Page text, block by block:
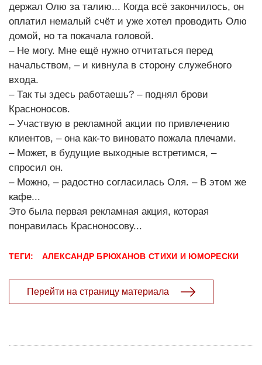
держал Олю за талию... Когда всё закончилось, он
оплатил немалый счёт и уже хотел проводить Олю
домой, но та покачала головой.
– Не могу. Мне ещё нужно отчитаться перед
начальством, – и кивнула в сторону служебного
входа.
– Так ты здесь работаешь? – поднял брови
Красноносов.
– Участвую в рекламной акции по привлечению
клиентов, – она как-то виновато пожала плечами.
– Может, в будущие выходные встретимся, –
спросил он.
– Можно, – радостно согласилась Оля. – В этом же
кафе...
Это была первая рекламная акция, которая
понравилась Красноносову...
ТЕГИ: АЛЕКСАНДР БРЮХАНОВ СТИХИ И ЮМОРЕСКИ
Перейти на страницу материала